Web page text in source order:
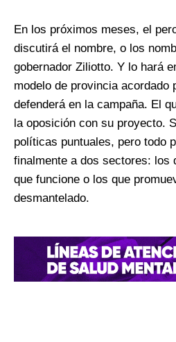
En los próximos meses, el
discutirá el nombre, o los
gobernador Ziliotto. Y lo hará
modelo de provincia acordado
defenderá en la campaña. El
la oposición con su proyecto.
políticas puntuales, pero todo
finalmente a dos sectores: los
que funcione o los que
desmantelado.